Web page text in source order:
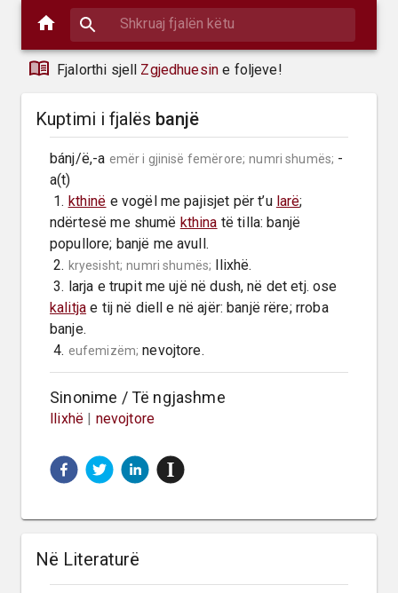
Fjalorthi sjell Zgjedhuesin e foljeve!
Kuptimi i fjalës banjë
bánj/ë,-a emër i gjinisë femërore; numri shumës; -
a(t)
1. kthinë e vogël me pajisjet për t’u larë;
ndërtesë me shumë kthina të tilla: banjë
popullore; banjë me avull.
2. kryesisht; numri shumës; llixhë.
kalitja e tij në diell e në ajër: banjë rëre; rroba
banje.
4. eufemizëm; nevojtore.
Sinonime / Të ngjashme
llixhë | nevojtore
Në Literaturë